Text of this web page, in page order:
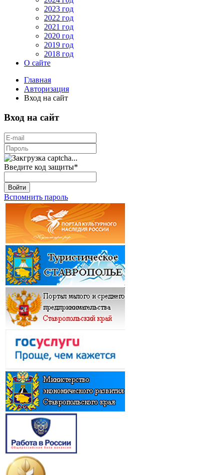
2023 год
2022 год
2021 год
2020 год
2019 год
2018 год
О сайте
Главная
Авторизация
Вход на сайт
Вход на сайт
Введите код защиты*
Войти
Вспомнить пароль